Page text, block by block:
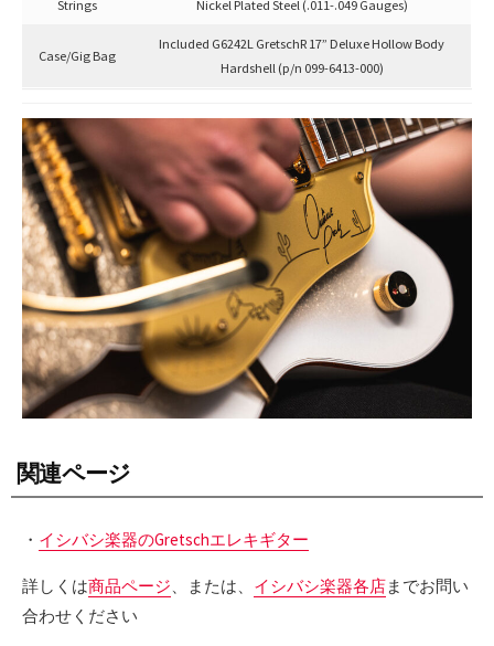
Strings Nickel Plated Steel (.011-.049 Gauges)
Case/Gig Bag
Included G6242L GretschR 17” Deluxe Hollow Body
Hardshell (p/n 099-6413-000)
関連ページ
・ イシバシ楽器のGretschエレキギター
詳しくは商品ページ 、または、 イシバシ楽器各店までお問い
合わせください